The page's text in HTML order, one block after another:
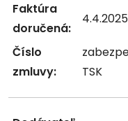
Faktúra
doručená:
4.4.2025
Číslo
zmluvy:
TSK